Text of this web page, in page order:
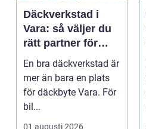
Däckverkstad i
Vara: så väljer du
rätt partner för
säker körning året
runt
En bra däckverkstad är
mer än bara en plats
för däckbyte Vara. För
bil...
01 augusti 2026